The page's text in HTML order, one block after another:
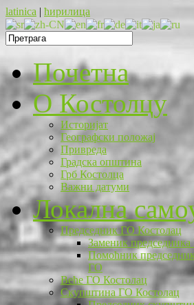
latinica | ћирилица
Почетна
O Костолцу
Историјат
Географски положај
Привреда
Градска општина
Грб Костолца
Важни датуми
Локална
Председник ГО Костолац
Заменик
Помоћник
ГО
Веће ГО Костолац
Скупштина ГО Костолац